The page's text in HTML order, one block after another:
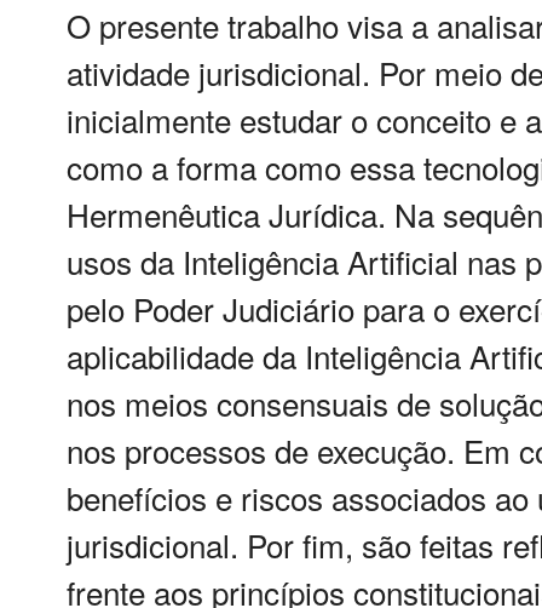
O presente trabalho visa a
atividade jurisdicional. Por meio
inicialmente estudar o conceito e
como a forma como essa
Hermenêutica Jurídica. Na
usos da Inteligência Artificial nas
pelo Poder Judiciário para o
aplicabilidade da Inteligência
nos meios consensuais de
nos processos de execução. Em
benefícios e riscos associados
jurisdicional. Por fim, são feitas
frente aos princípios